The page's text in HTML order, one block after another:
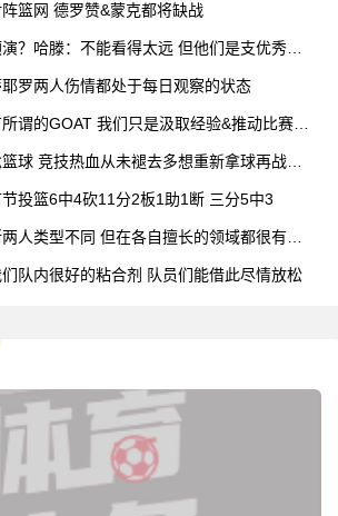
篮网 德罗赞&蒙克都将缺战
？哈滕：不能看得太远 但他们是支优秀球
罗两人伤情都处于每日观察的状态
谓的GOAT 我们只是汲取经验&推动比赛发
球 竞技热血从未褪去多想重新拿球再战一
投篮6中4砍11分2板1助1断 三分5中3
人类型不同 但在各自擅长的领域都很有效
队内很好的粘合剂 队员们能借此尽情放松